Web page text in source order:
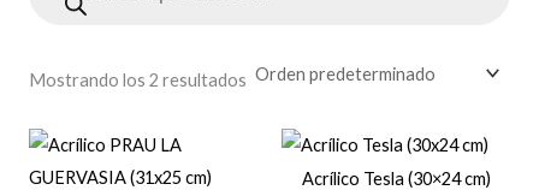
Mostrando los 2 resultados
Acrílico Tesla (30×24 cm)